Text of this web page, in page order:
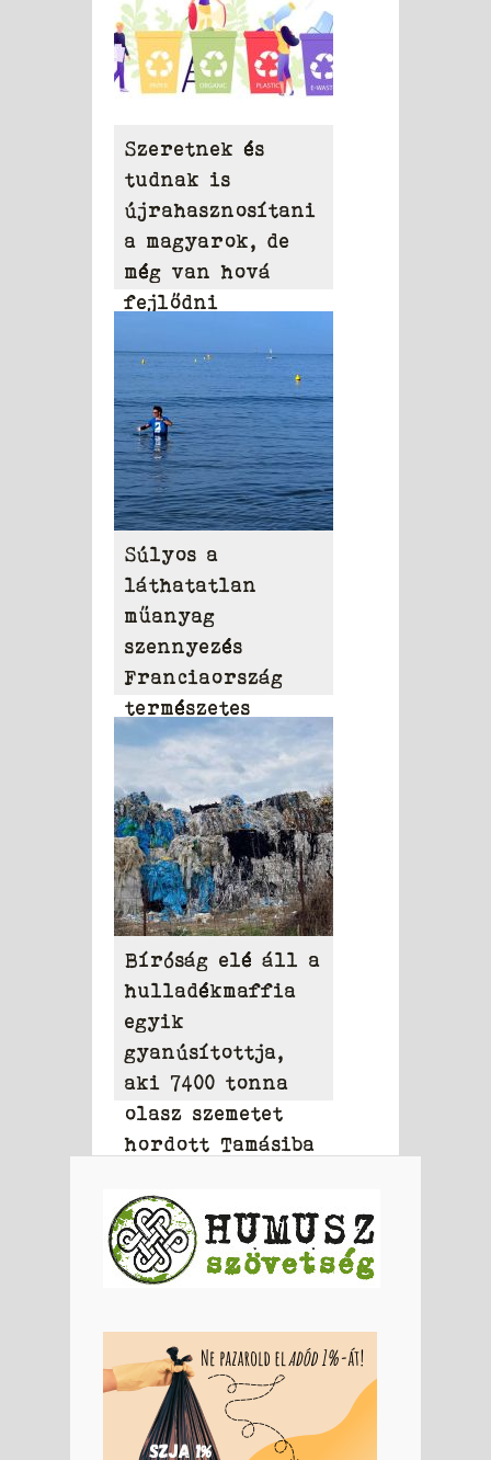
Szeretnek és
tudnak is
újrahasznosítani
a magyarok, de
még van hová
fejlődni
Súlyos a
láthatatlan
műanyag
szennyezés
Franciaország
természetes
vizeiben
Bíróság elé áll a
hulladékmaffia
egyik
gyanúsítottja,
aki 7400 tonna
olasz szemetet
hordott Tamásiba